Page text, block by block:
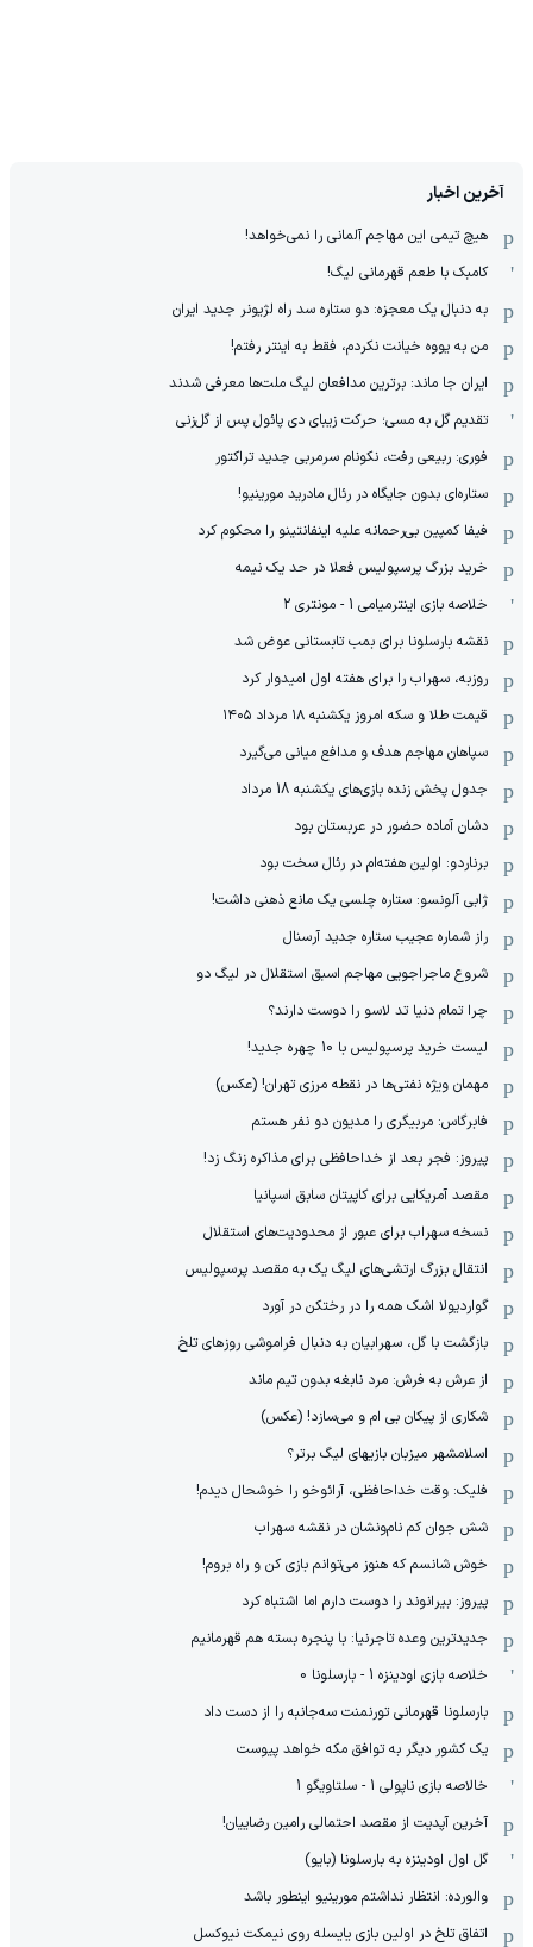
آخرین اخبار
هیچ‌ تیمی این مهاجم آلمانی را نمی‌خواهد!
کامبک با طعم قهرمانی لیگ!
به دنبال یک معجزه: دو ستاره سد راه لژیونر جدید ایران
من به یووه خیانت نکردم، فقط به اینتر رفتم!
ایران جا ماند: برترین مدافعان لیگ ملت‌ها معرفی شدند
تقدیم گل به مسی؛ حرکت زیبای دی پائول پس از گل‌زنی
فوری: ربیعی رفت، نکونام سرمربی جدید تراکتور
ستاره‌ای بدون جایگاه در رئال مادرید مورینیو!
فیفا کمپین بی‌رحمانه علیه اینفانتینو را محکوم کرد
خرید بزرگ پرسپولیس فعلا در حد یک نیمه
خلاصه بازی اینترمیامی 1 - مونتری 2
نقشه بارسلونا برای بمب تابستانی عوض شد
روزبه، سهراب را برای هفته اول امیدوار کرد
قیمت طلا و سکه امروز یکشنبه ۱۸ مرداد ۱۴۰۵
سپاهان مهاجم هدف و مدافع میانی می‌گیرد
جدول پخش زنده بازی‌های یکشنبه 18 مرداد
دشان آماده حضور در عربستان بود
برناردو: اولین هفته‌ام در رئال سخت بود
ژابی آلونسو: ستاره چلسی یک مانع ذهنی داشت!
راز شماره عجیب ستاره جدید آرسنال
شروع ماجراجویی مهاجم اسبق استقلال در لیگ دو
چرا تمام دنیا تد لاسو را دوست دارند؟
لیست خرید پرسپولیس با 10 چهره جدید!
مهمان‌ ویژه نفتی‌ها در نقطه مرزی تهران! (عکس)
فابرگاس: مربیگری را مدیون دو نفر هستم
پیروز: فجر بعد از خداحافظی برای مذاکره زنگ زد!
مقصد آمریکایی برای کاپیتان سابق اسپانیا
نسخه سهراب برای عبور از محدودیت‌های استقلال
انتقال بزرگ ارتشی‌های لیگ یک به مقصد پرسپولیس
گواردیولا اشک همه را در رختکن در آورد
بازگشت با گل، سهرابیان به دنبال فراموشی روزهای تلخ
از عرش به فرش: مرد نابغه‌ بدون تیم ماند
شکاری از پیکان بی ام و می‌سازد! (عکس)
اسلامشهر میزبان بازیهای لیگ برتر؟
فلیک: وقت خداحافظی، آرائوخو را خوشحال دیدم!
شش جوان کم نام‌و‌نشان در نقشه سهراب
خوش شانسم که هنوز می‌توانم بازی کن و راه بروم!
پیروز: بیرانوند را دوست دارم اما اشتباه کرد
جدیدترین وعده تاجرنیا: با پنجره بسته هم قهرمانیم
خلاصه بازی اودینزه 1 - بارسلونا 0
بارسلونا قهرمانی تورنمنت سه‌جانبه را از دست داد
یک کشور دیگر به توافق مکه خواهد پیوست
خالاصه بازی ناپولی 1 - سلتاویگو 1
آخرین آپدیت از مقصد احتمالی رامین رضاییان!
گل اول اودینزه به بارسلونا (بایو)
والورده: انتظار نداشتم مورینیو اینطور باشد
اتفاق تلخ در اولین بازی یایسله روی نیمکت نیوکسل